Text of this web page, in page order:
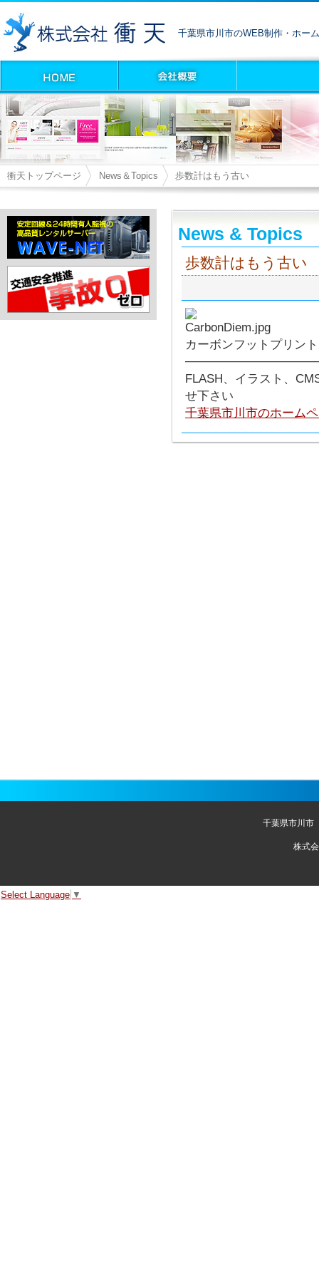
千葉県市川市のWEB制作・ホー
衝天トップページ News＆Topics 歩数計はもう古い
News & Topics
歩数計はもう古い
カーボンフットプリン
FLASH、イラスト、
せ下さい
千葉県市川市のホーム
千葉県市川市
株式
Select Language ▼